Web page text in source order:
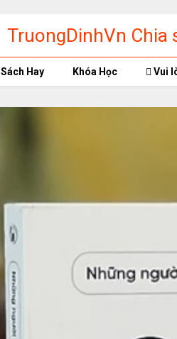
TruongDinhVn Chia
phần mềm học tập
Sách Hay Khóa Học Vui